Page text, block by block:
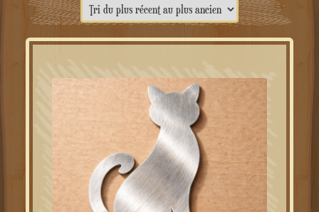
plus
plus
ancien